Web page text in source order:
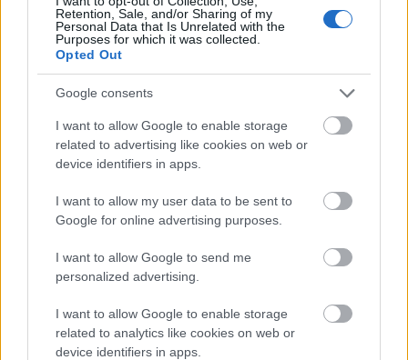
Retention, Sale, and/or Sharing of my
Personal Data that Is Unrelated with the
Purposes for which it was collected.
Opted Out
Google consents
I want to allow Google to enable storage
related to advertising like cookies on web or
device identifiers in apps.
I want to allow my user data to be sent to
Google for online advertising purposes.
I want to allow Google to send me
personalized advertising.
I want to allow Google to enable storage
related to analytics like cookies on web or
device identifiers in apps.
Szendvicskészítés otthonra
richard_szabo•2013. március 08.
LynxMotion
készült az a robot, ami egyszerűbb szendvics
elkészítésére alkalmas. Bár a karok mozgása ...